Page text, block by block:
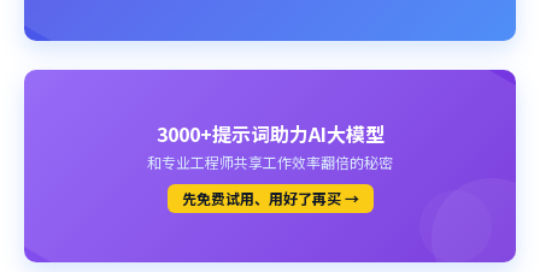
3000+提示词助力AI大模型
和专业工程师共享工作效率翻倍的秘密
先免费试用、用好了再买 →